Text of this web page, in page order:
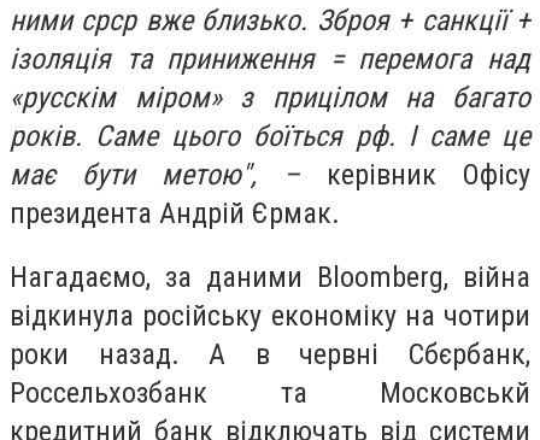
ними срср вже близько. Зброя + санкції +
ізоляція та приниження = перемога над
«русскім міром» з прицілом на багато
років. Саме цього боїться рф. І саме це
має бути метою", – керівник Офісу
президента Андрій Єрмак.
Нагадаємо, за даними Bloomberg, війна
відкинула російську економіку на чотири
роки назад. А в червні Сбєрбанк,
Россельхозбанк та Московськй
кредитний банк відключать від системи